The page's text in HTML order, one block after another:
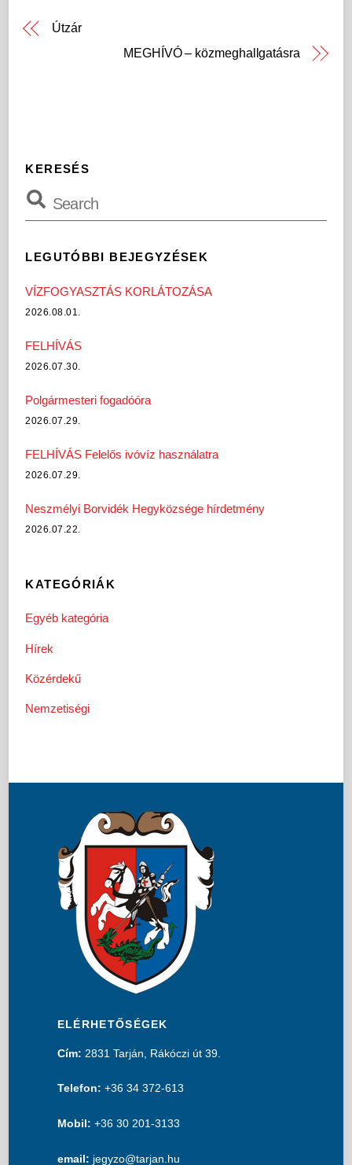
Útzár
MEGHÍVÓ – közmeghallgatásra
KERESÉS
LEGUTÓBBI BEJEGYZÉSEK
VÍZFOGYASZTÁS KORLÁTOZÁSA
2026.08.01.
FELHÍVÁS
2026.07.30.
Polgármesteri fogadóóra
2026.07.29.
FELHÍVÁS Felelős ivóvíz használatra
2026.07.29.
Neszmélyi Borvidék Hegyközsége hírdetmény
2026.07.22.
KATEGÓRIÁK
Egyéb kategória
Hírek
Közérdekű
Nemzetiségi
ELÉRHETŐSÉGEK
Cím: 2831 Tarján, Rákóczi út 39.
Telefon: +36 34 372-613
Mobil: +36 30 201-3133
email: jegyzo@tarjan.hu